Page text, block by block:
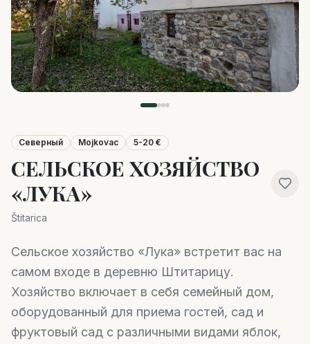
Северный Mojkovac 5-20 €
СЕЛЬСКОЕ ХОЗЯЙСТВО
«ЛУКА»
Štitarica
Сельское хозяйство «Лука» встретит вас на
самом входе в деревню Штитарицу.
Хозяйство включает в себя семейный дом,
оборудованный для приема гостей, сад и
фруктовый сад с различными видами яблок,